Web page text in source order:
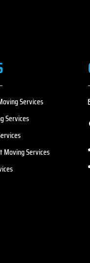
Services
Services
Moving Services